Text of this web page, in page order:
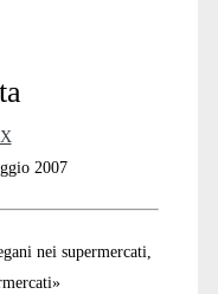
2007
nei supermercati,